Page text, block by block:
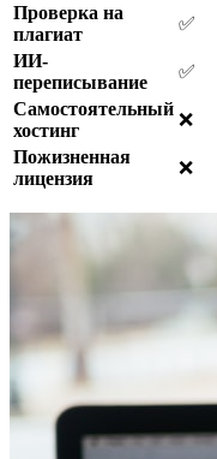
Проверка на
плагиат
✅
ИИ-
переписывание
✅
Самостоятельный
хостинг
❌
Пожизненная
лицензия
❌